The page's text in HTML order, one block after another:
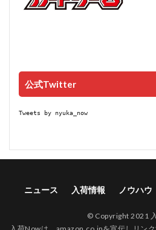
公式Twitter
Tweets by nyuka_now
ニュース 入荷情報 ノウハウ
© Copyright 2021
入荷Nowは、amazon.co.jpを宣伝しリン